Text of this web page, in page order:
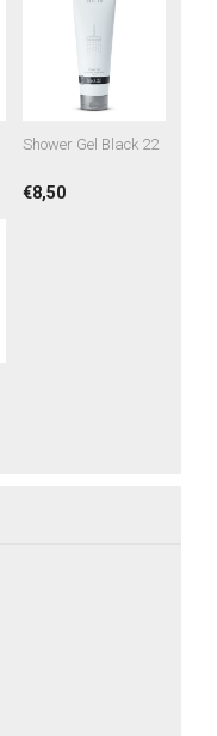
Shower Gel Black 22
€8,50